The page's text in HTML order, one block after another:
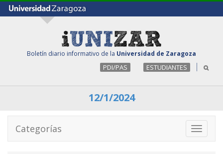
Boletín diario informativo de la Universidad de Zaragoza
PDI/PAS ESTUDIANTES
12/1/2024
Toggle
Categorías